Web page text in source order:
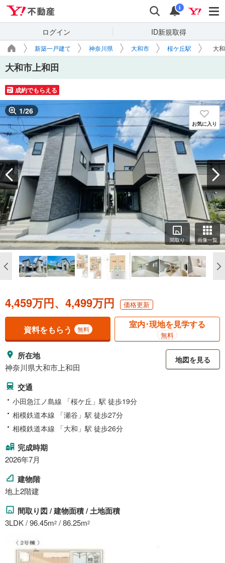
検索 通知
i
ログイン ID新規取得
新築一戸建て 神奈川県 大和市 桜ケ丘駅 大
大和市上和田
成約でもらえる
1/26
お気に入り
間取り 画像一覧
4,459万円、4,499万円 価格更新
資料をもらう 無料 室内･現地を見学する
無料
所在地
神奈川県大和市上和田
地図を見る
交通
小田急江ノ島線 「桜ケ丘」駅 徒歩19分
相模鉄道本線 「瀬谷」駅 徒歩27分
相模鉄道本線 「大和」駅 徒歩26分
完成時期
2026年7月
建物階
地上2階建
間取り図 / 建物面積 / 土地面積
3LDK / 96.45m2 / 86.25m2